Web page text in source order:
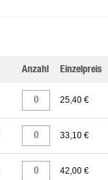
Anzahl Einzelpreis
25,40 €
33,10 €
42,00 €